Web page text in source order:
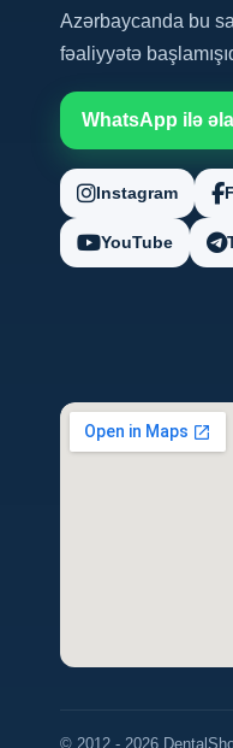
Azərbaycanda bu
fəaliyyətə
WhatsApp ilə
Instagram
YouTube
© 2012 - 2026